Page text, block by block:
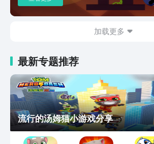
加载更多
最新专题推荐
流行的汤姆猫小游戏分享